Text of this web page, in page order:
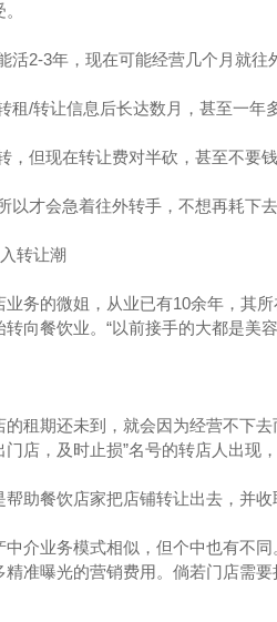
活2-3年，现在可能经营几个月就往
租/转让信息后长达数月，甚至一年
，但现在转让费对半砍，甚至不要
以才会急着往外转手，不想再耗下
转让潮
务的微姐，从业已有10余年，其
向餐饮业。“以前接手的大都是美
租期还未到，就会因为经营不下
店，及时止损”名号的转店人出现
助餐饮店家把店铺转让出去，并收
介业务模式相似，但个中也有不
精准曝光的营销费用。倘若门店需